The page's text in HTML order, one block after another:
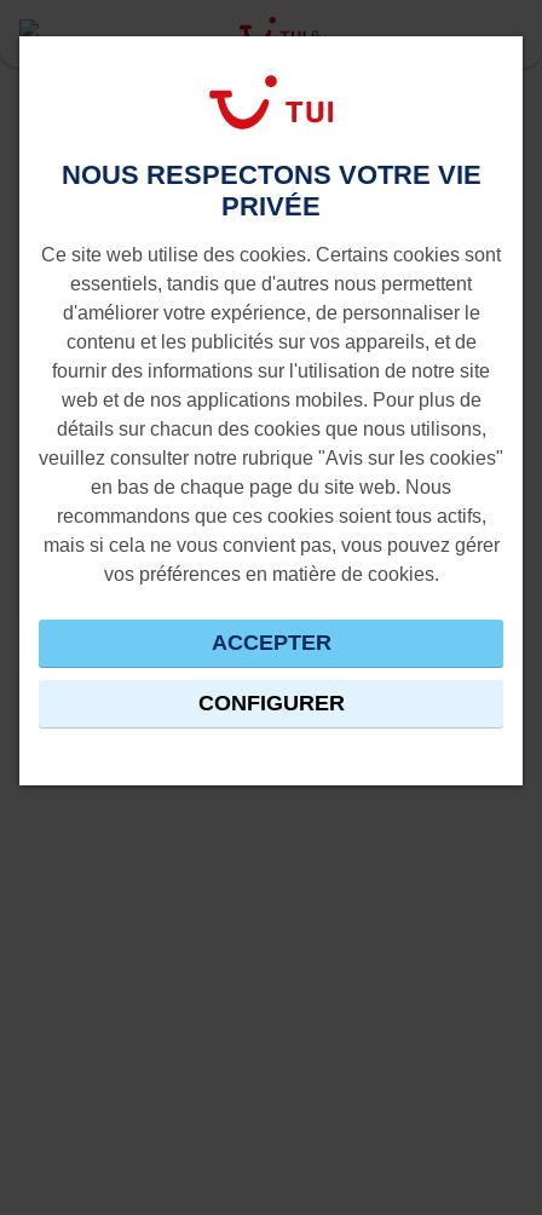
Amsterdam
Palma de Majorque vers Amsterdam
Vols de Palma de Majorque vers
NOUS RESPECTONS VOTRE VIE
PRIVÉE
Ce site web utilise des cookies. Certains cookies sont
essentiels, tandis que d'autres nous permettent
d'améliorer votre expérience, de personnaliser le
contenu et les publicités sur vos appareils, et de
fournir des informations sur l'utilisation de notre site
web et de nos applications mobiles. Pour plus de
détails sur chacun des cookies que nous utilisons,
veuillez consulter notre rubrique "Avis sur les cookies"
en bas de chaque page du site web. Nous
recommandons que ces cookies soient tous actifs,
mais si cela ne vous convient pas, vous pouvez gérer
vos préférences en matière de cookies.
ACCEPTER
CONFIGURER